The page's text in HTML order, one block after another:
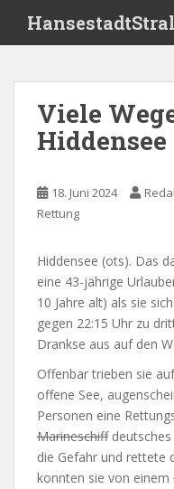
i
Viele
Hiddensee
18. Juni 2024
Rettung
Hiddensee (ots). Das
eine 43-jährige
10 Jahre alt) als sie
gegen 22:15 Uhr zu
Drankse aus auf den
Offenbar trieben sie
offene See,
Personen eine
Marineschiffdeutsches
die Gefahr und rettete
konnten sie von einem